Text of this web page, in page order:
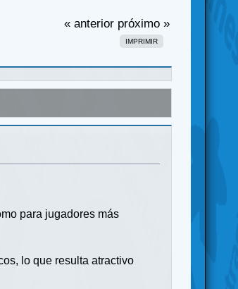
« anterior próximo »
IMPRIMIR
para jugadores más
lo que resulta atractivo